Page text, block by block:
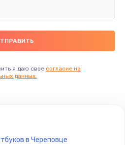
я даю свое согласие на
данных.
в Череповце